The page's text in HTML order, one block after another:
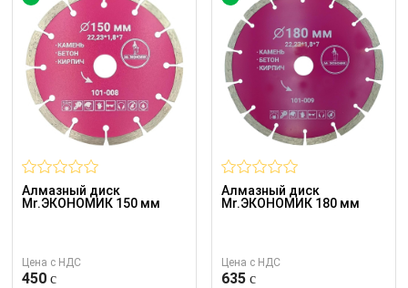
Алмазный диск
Mr.ЭКОНОМИК 150 мм
Цена с НДС
450
Алмазный диск
Mr.ЭКОНОМИК 180 мм
Цена с НДС
635